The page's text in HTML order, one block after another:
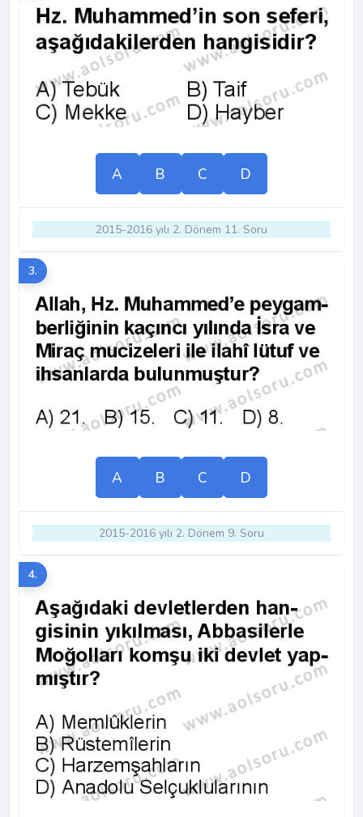
A B C D
2015-2016 yılı 2. Dönem 11. Soru
3.
A B C D
2015-2016 yılı 2. Dönem 9. Soru
4.